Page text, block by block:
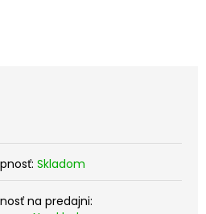
Skladom
na predajni: